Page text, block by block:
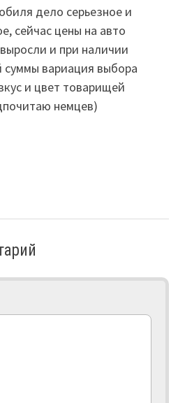
дело серьезное и
сейчас цены на авто
и при наличии
вариация выбора
и цвет товарищей
немцев)